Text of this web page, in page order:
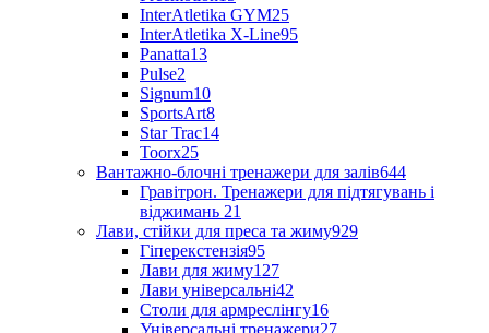
InterAtletika GYM25
InterAtletika X-Line95
Panatta13
Pulse2
Signum10
SportsArt8
Star Trac14
Toorx25
Вантажно-блочні тренажери для залів644
Гравітрон. Тренажери для підтягувань і
віджимань 21
Лави, стійки для преса та жиму929
Гіперекстензія95
Лави для жиму127
Лави універсальні42
Столи для армреслінгу16
Універсальні тренажери27